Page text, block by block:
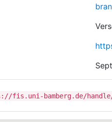
fis.uni-bamberg.de/